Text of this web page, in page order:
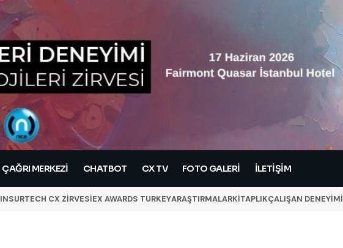
ÇAĞRI MERKEZI CHATBOT CX TV FOTO GALERİ İLETIŞIM
INSURTECH CX ZİRVESİEX AWARDS TURKEYARAŞTIRMALARKİTAPLIKÇALIŞAN DENEYİMİ